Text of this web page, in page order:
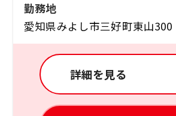
勤務地
愛知県みよし市三好町東山300
詳細を見る